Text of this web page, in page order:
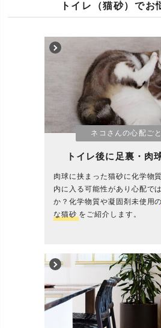
トイレ（猫砂）でお
ネコさんの心配ご
トイレ後に足裏・肉
肉球に挟まった猫砂に化学物
内に入る可能性があり心配で
か？化学物質や凝固剤未使用の
な猫砂 をご紹介します。